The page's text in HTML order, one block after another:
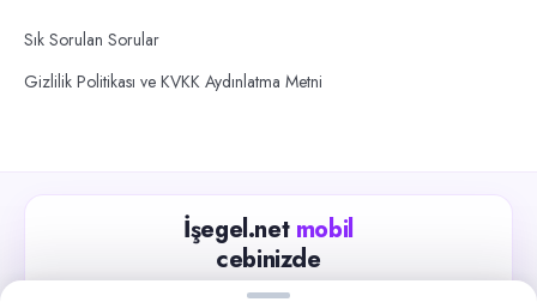
Sık Sorulan Sorular
Gizlilik Politikası ve KVKK Aydınlatma Metni
İşegel.net mobil
cebinizde